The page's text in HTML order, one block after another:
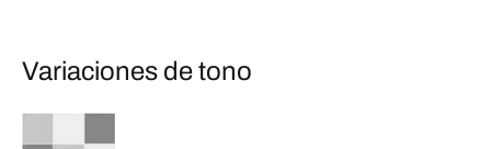
Variaciones de tono